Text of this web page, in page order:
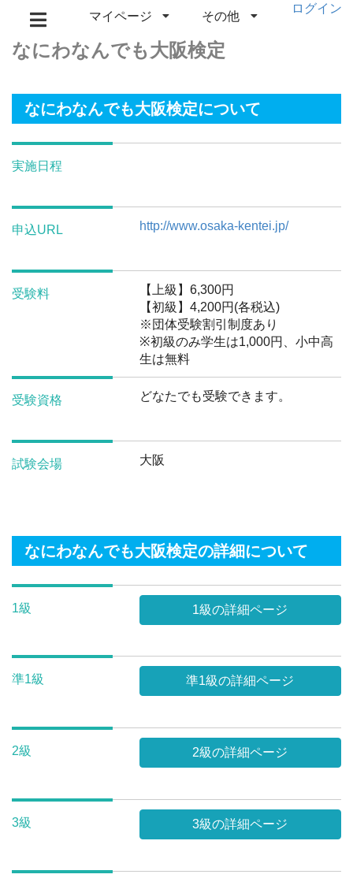
マイページ その他
ログイン
なにわなんでも大阪検定
なにわなんでも大阪検定について
実施日程
申込URL http://www.osaka-kentei.jp/
受験料
【上級】6,300円
【初級】4,200円(各税込)
※団体受験割引制度あり
※初級のみ学生は1,000円、小中高
生は無料
受験資格 どなたでも受験できます。
試験会場 大阪
なにわなんでも大阪検定の詳細について
1級 1級の詳細ページ
準1級 準1級の詳細ページ
2級 2級の詳細ページ
3級 3級の詳細ページ